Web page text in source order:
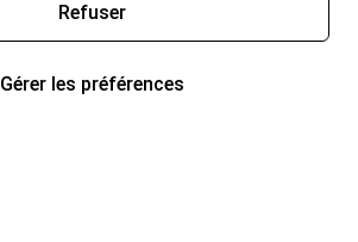
Refuser
Gérer les préférences